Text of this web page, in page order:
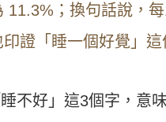
11.3%；換句話說，
證「睡一個好覺」
不好」這3個字，意